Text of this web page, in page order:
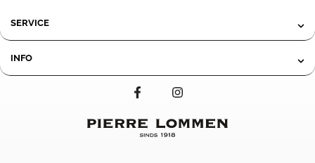
SERVICE
INFO